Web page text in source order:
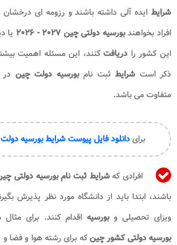
شرایط ایده آلی داشته باشند و رزومه ای
افراد بخواهندبورسیه دولتی چین ۲۰۲۷ - ۲۰۲۶ یا
این کشور را دریافتکنند، این مسئله اهمیت
ذکر است شرایط ثبت نامبورسیه دولت چین
متفاوت می باشد.
برایدانلود فایل پیوست شرایط بورسیه
افرادی کهشرایط ثبت نام بورسیه دولتی چین 2027 -
باشند، ابتدا باید از دانشگاه مورد نظر پذیرش
ویزای تحصیلی وبورسیهاقدام کنند. برای
بورسیه دولتی کشور چینکه برای رشته هوا و فضا و